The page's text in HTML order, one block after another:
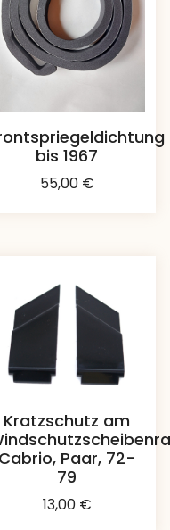
bis 1967
55,00 €
Kratzschutz am
Cabrio, Paar, 72-
79
13,00 €